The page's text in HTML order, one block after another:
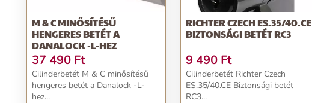
M & C MINŐSÍTÉSŰ
HENGERES BETÉT A
DANALOCK -L-HEZ
37 490 Ft
Cilinderbetét M & C minősítésű
hengeres betét a Danalock -L-
hez...
RICHTER CZECH ES.35/40.CE
BIZTONSÁGI BETÉT RC3
9 490 Ft
Cilinderbetét Richter Czech
ES.35/40.CE Biztonsági betét
RC3...